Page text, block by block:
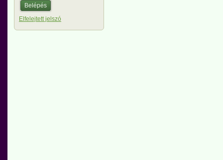
Elfelejtett jelszó